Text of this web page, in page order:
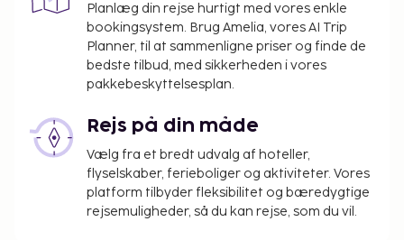
Der pålægges en byskat: 0.16 EUR pr. person pr.
Vi har medtaget alle gebyrer, som
overnatningsstedet har oplyst.
Gebyr for morgenmadsbuffet: 15.00 EUR pr.
person (cirkapriser)
Gebyr for pengeskab på værelset: 3 EUR pr. dag
Ovenstående liste er muligvis ikke fuldstændig.
Gebyrer og depositummer inkluderer muligvis ikke
Planlæg din rejse hurtigt med vores enkle
bookingsystem. Brug Amelia, vores AI Trip
Planner, til at sammenligne priser og finde de
bedste tilbud, med sikkerheden i vores
pakkebeskyttelsesplan.
Rejs på din måde
Vælg fra et bredt udvalg af hoteller,
flyselskaber, ferieboliger og aktiviteter. Vores
platform tilbyder fleksibilitet og bæredygtige
rejsemuligheder, så du kan rejse, som du vil.